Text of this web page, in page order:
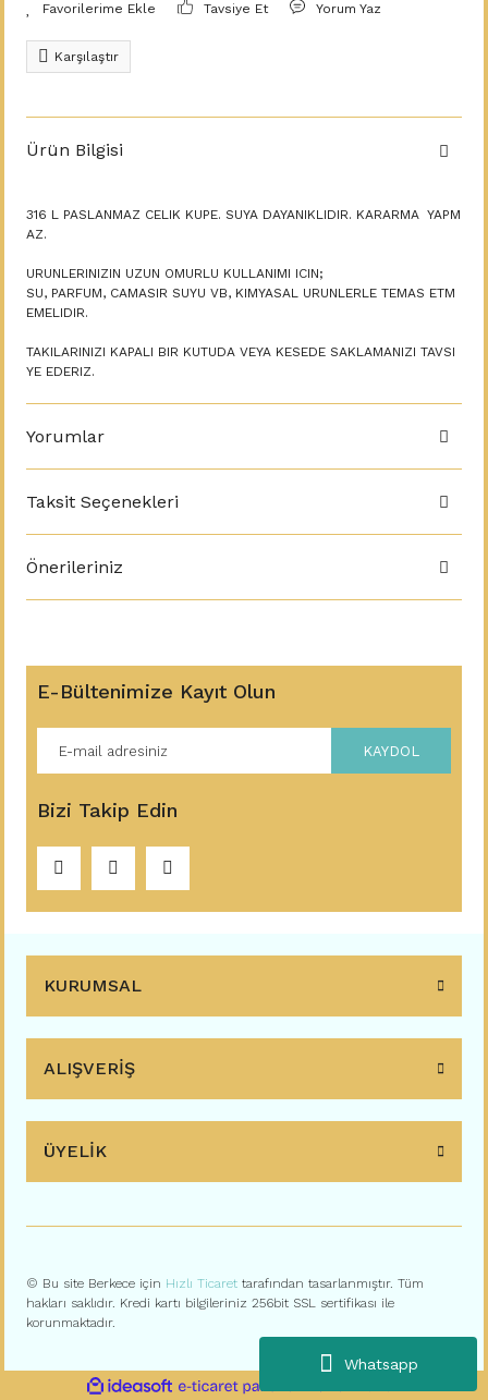
Whatsapp
Tavsiye Et Yorum Yaz
Karşılaştır
Ürün Bilgisi
316 L PASLANMAZ CELIK KUPE. SUYA DAYANIKLIDIR. KARARMA YAPM
AZ.
URUNLERINIZIN UZUN OMURLU KULLANIMI ICIN;
SU, PARFUM, CAMASIR SUYU VB, KIMYASAL URUNLERLE TEMAS ETM
EMELIDIR.
TAKILARINIZI KAPALI BIR KUTUDA VEYA KESEDE SAKLAMANIZI TAVSI
YE EDERIZ.
Yorumlar
Taksit Seçenekleri
Önerileriniz
E-Bültenimize Kayıt Olun
KAYDOL
Bizi Takip Edin
KURUMSAL
ALIŞVERİŞ
ÜYELİK
© Bu site Berkece için Hızlı Ticaret tarafından tasarlanmıştır. Tüm
hakları saklıdır. Kredi kartı bilgileriniz 256bit SSL sertifikası ile
korunmaktadır.
ideasoft